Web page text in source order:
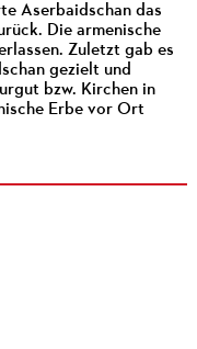
Aserbaidschan das
Die armenische
Zuletzt gab es
gezielt und
bzw. Kirchen in
Erbe vor Ort